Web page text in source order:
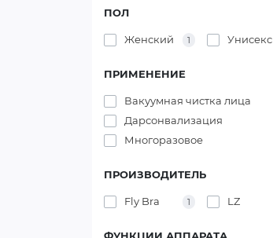
ПОЛ
Женский 1 Унисекс
ПРИМЕНЕНИЕ
Вакуумная чистка лица
Дарсонвализация
Многоразовое
ПРОИЗВОДИТЕЛЬ
Fly Bra 1 LZ